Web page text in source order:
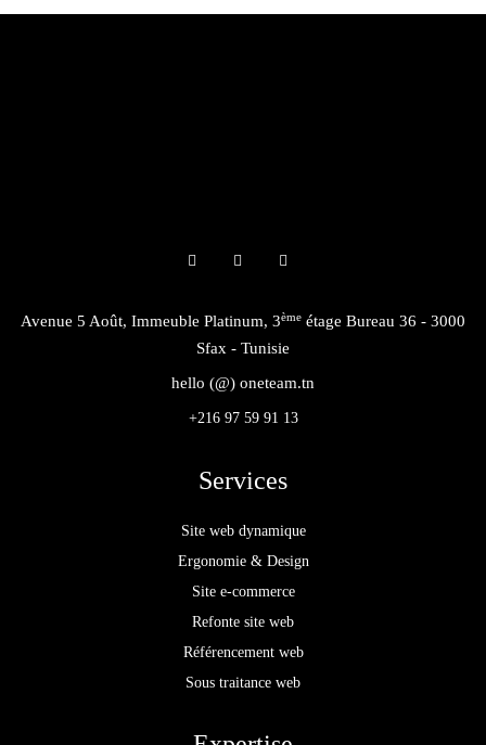
Avenue 5 Août, Immeuble Platinum, 3ème étage Bureau 36 - 3000
Sfax - Tunisie
hello (@) oneteam.tn
+216 97 59 91 13
Services
Site web dynamique
Ergonomie & Design
Site e-commerce
Refonte site web
Référencement web
Sous traitance web